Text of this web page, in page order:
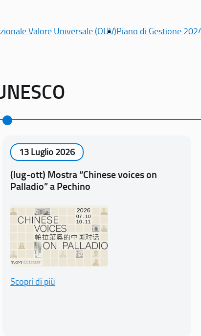
Valore Universale (OUV)Piano di Gestione
13 Luglio 2026
(lug-ott) Mostra “Chinese voices on
Palladio” a Pechino
Scopri di più